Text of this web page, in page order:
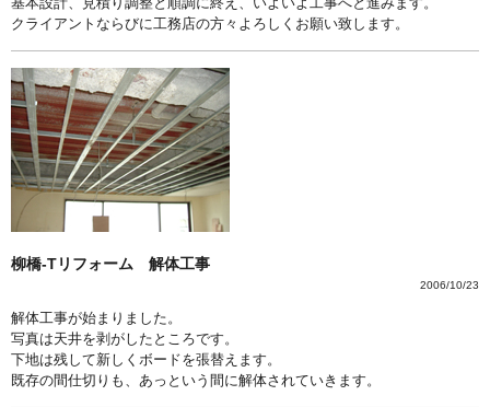
クライアントならびに工務店の方々よろしくお願い致します。
柳橋-Tリフォーム 解体工事
2006/10/23
解体工事が始まりました。
写真は天井を剥がしたところです。
下地は残して新しくボードを張替えます。
既存の間仕切りも、あっという間に解体されていきます。